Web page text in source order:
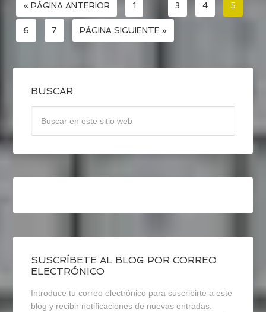
« PÁGINA ANTERIOR 1 3 4 5
6 7 PÁGINA SIGUIENTE »
BUSCAR
SUSCRÍBETE AL BLOG POR CORREO
ELECTRÓNICO
Introduce tu correo electrónico para suscribirte a este
blog y recibir notificaciones de nuevas entradas.